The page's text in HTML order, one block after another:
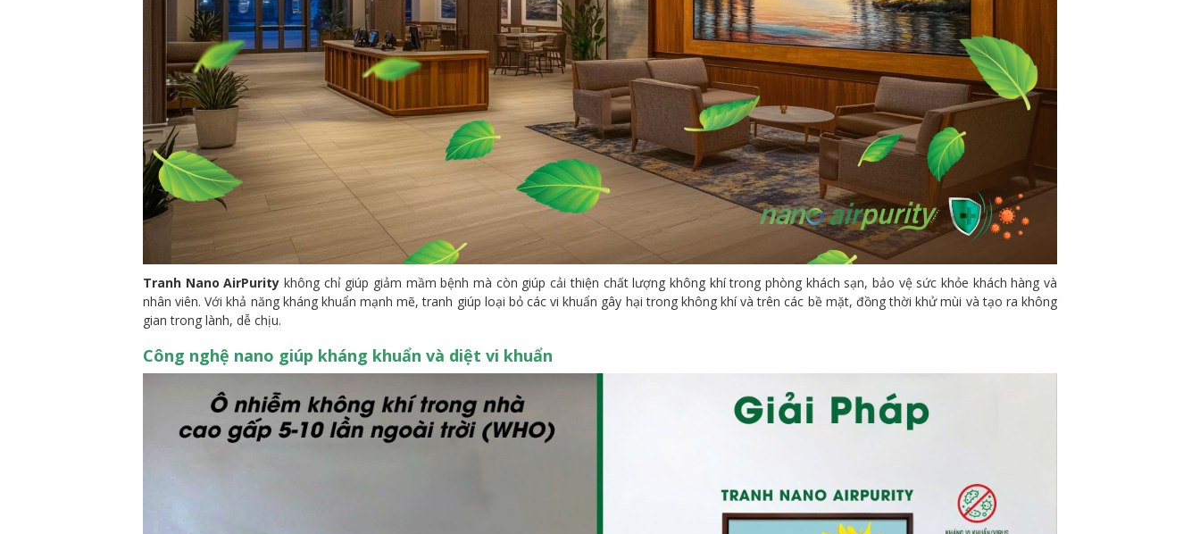
Tranh Nano AirPurity không chỉ giúp giảm mầm bệnh mà còn giúp cải thiện chất lượng không khí trong phòng khách sạn, bảo vệ sức khỏe khách hàng và
nhân viên. Với khả năng kháng khuẩn mạnh mẽ, tranh giúp loại bỏ các vi khuẩn gây hại trong không khí và trên các bề mặt, đồng thời khử mùi và tạo ra không
gian trong lành, dễ chịu.
Công nghệ nano giúp kháng khuẩn và diệt vi khuẩn